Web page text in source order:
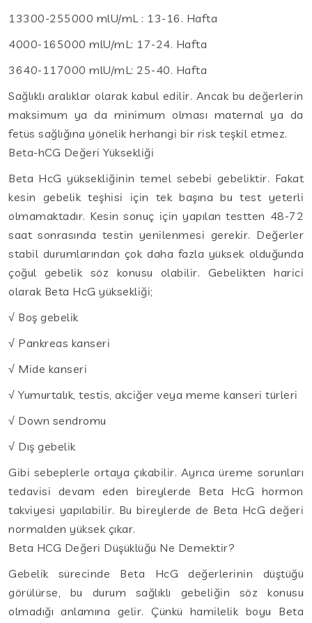
13300-255000 mlU/mL : 13-16. Hafta
4000-165000 mlU/mL: 17-24. Hafta
3640-117000 mlU/mL: 25-40. Hafta
Sağlıklı aralıklar olarak kabul edilir. Ancak bu değerlerin
maksimum ya da minimum olması maternal ya da
fetüs sağlığına yönelik herhangi bir risk teşkil etmez.
Beta-hCG Değeri Yüksekliği
Beta HcG yüksekliğinin temel sebebi gebeliktir. Fakat
kesin gebelik teşhisi için tek başına bu test yeterli
olmamaktadır. Kesin sonuç için yapılan testten 48-72
saat sonrasında testin yenilenmesi gerekir. Değerler
stabil durumlarından çok daha fazla yüksek olduğunda
çoğul gebelik söz konusu olabilir. Gebelikten harici
olarak Beta HcG yüksekliği;
√ Boş gebelik
√ Pankreas kanseri
√ Mide kanseri
√ Yumurtalık, testis, akciğer veya meme kanseri türleri
√ Down sendromu
√ Dış gebelik
Gibi sebeplerle ortaya çıkabilir. Ayrıca üreme sorunları
tedavisi devam eden bireylerde Beta HcG hormon
takviyesi yapılabilir. Bu bireylerde de Beta HcG değeri
normalden yüksek çıkar.
Beta HCG Değeri Düşüklüğü Ne Demektir?
Gebelik sürecinde Beta HcG değerlerinin düştüğü
görülürse, bu durum sağlıklı gebeliğin söz konusu
olmadığı anlamına gelir. Çünkü hamilelik boyu Beta